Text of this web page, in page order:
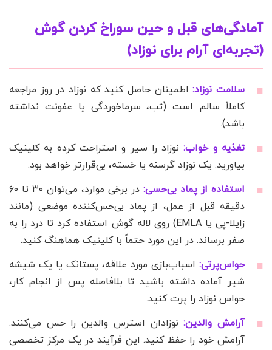
آمادگی‌های قبل و حین سوراخ کردن گوش
(تجربه‌ای آرام برای نوزاد)
سلامت نوزاد:اطمینان حاصل کنید که نوزاد در روز مراجعه
کاملاً سالم است (تب، سرماخوردگی یا عفونت نداشته
باشد).
تغذیه و خواب:نوزاد را سیر و استراحت کرده به کلینیک
بیاورید. یک نوزاد گرسنه یا خسته، بی‌قرارتر خواهد بود.
استفاده از پماد بی‌حسی:
در برخی موارد، می‌توان ۳۰ تا ۶۰
دقیقه قبل از عمل، از پماد بی‌حس‌کننده موضعی (مانند
زایلا-پی یا EMLA) روی لاله گوش استفاده کرد تا درد را به
صفر برساند. در این مورد حتماً با کلینیک هماهنگ کنید.
حواس‌پرتی: اسباب‌بازی مورد علاقه، پستانک یا یک شیشه
شیر آماده داشته باشید تا بلافاصله پس از انجام کار،
حواس نوزاد را پرت کنید.
آرامش والدین:نوزادان استرس والدین را حس می‌کنند.
آرامش خود را حفظ کنید. این فرآیند در یک مرکز تخصصی